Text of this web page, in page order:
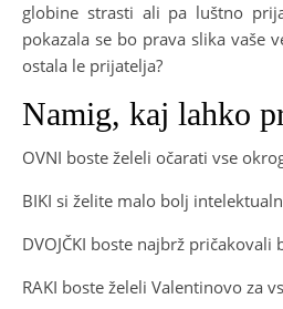
globine strasti ali pa luštno
pokazala se bo prava slika vaše
ostala le prijatelja?
Namig, kaj lahko
OVNI boste želeli očarati vse
BIKI si želite malo bolj
DVOJČKI boste najbrž
RAKI boste želeli Valentinovo za